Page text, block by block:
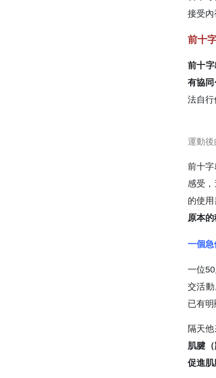
接受內
前十
前十
有協
法自行
危機
前十
感受
的使用
原本的
一個
一位
交活
已有明
隔天
肌腱
促進肌